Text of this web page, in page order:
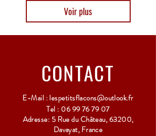
Voir plus
CONTACT
E-Mail :lespetitsflacons@outlook.fr
Tel : 06 99 76 79 07
Adresse: 5 Rue du Château, 63200,
Davayat, France